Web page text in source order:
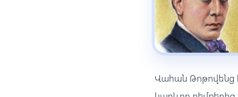
Վահան Թոթովենց